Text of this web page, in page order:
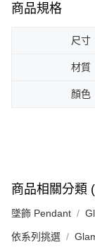
商品規格
尺寸
材質
顏色
商品相關分類
墜飾 Pendant
依系列挑選